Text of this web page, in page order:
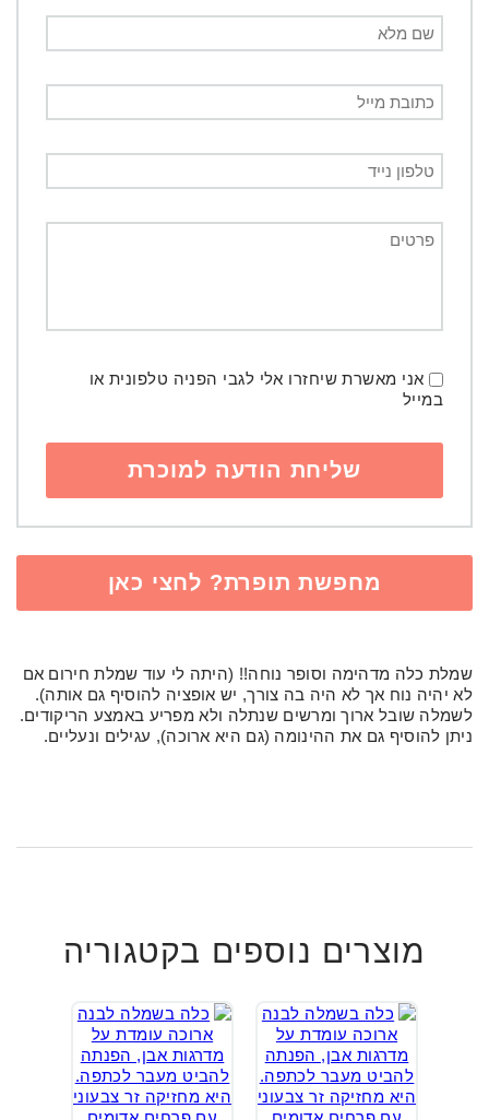
אני מאשרת שיחזרו אלי לגבי הפניה טלפונית או
במייל
מחפשת תופרת? לחצי כאן
שמלת כלה מדהימה וסופר נוחה!! (היתה לי עוד שמלת חירום אם
לא יהיה נוח אך לא היה בה צורך, יש אופציה להוסיף גם אותה).
לשמלה שובל ארוך ומרשים שנתלה ולא מפריע באמצע הריקודים.
ניתן להוסיף גם את ההינומה (גם היא ארוכה), עגילים ונעליים.
מוצרים נוספים בקטגוריה